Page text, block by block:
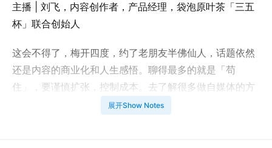
主播 | 刘飞，内容创作者，产品经理，袋泡原叶茶「三五
杯」联合创始人
这会不得了，梅开四度，约了老朋友半佛仙人，话题依然
还是内容的商业化和人生感悟。聊得最多的就是「苟
住」，要谨慎扩张，控制成本。去了解很多做自媒体的方
法论，无异于刻舟求剑。展开Show Notes